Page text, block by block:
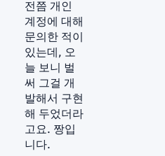
전쯤 개인
계정에 대해
문의한 적이
있는데, 오
늘 보니 벌
써 그걸 개
발해서 구현
해 두었더라
고요. 짱입
니다.